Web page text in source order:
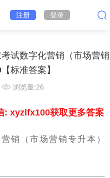
注册 登录
试数字化营销（市场营销
标准答案】
浏览量:26
: xyzlfx100获取更多答案
销（市场营销专升本）